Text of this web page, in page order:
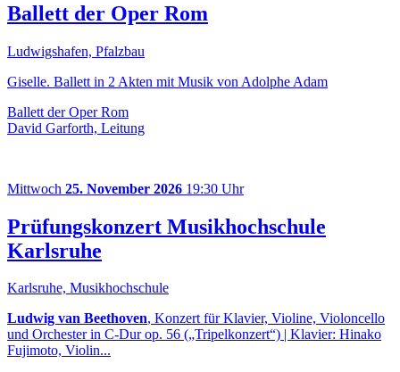
Ballett der Oper Rom
Ludwigshafen, Pfalzbau
Giselle. Ballett in 2 Akten mit Musik von Adolphe Adam
Ballett der Oper Rom
David Garforth, Leitung
Mittwoch 25. November 2026 19:30 Uhr
Prüfungskonzert Musikhochschule
Karlsruhe
Karlsruhe, Musikhochschule
Ludwig van Beethoven, Konzert für Klavier, Violine, Violoncello
und Orchester in C-Dur op. 56 („Tripelkonzert“) | Klavier: Hinako
Fujimoto, Violin...